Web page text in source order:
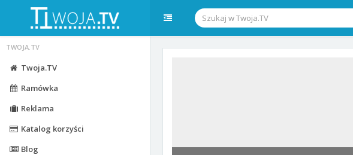
TWOJA.TV
Twoja.TV
Ramówka
Reklama
Katalog korzyści
Blog